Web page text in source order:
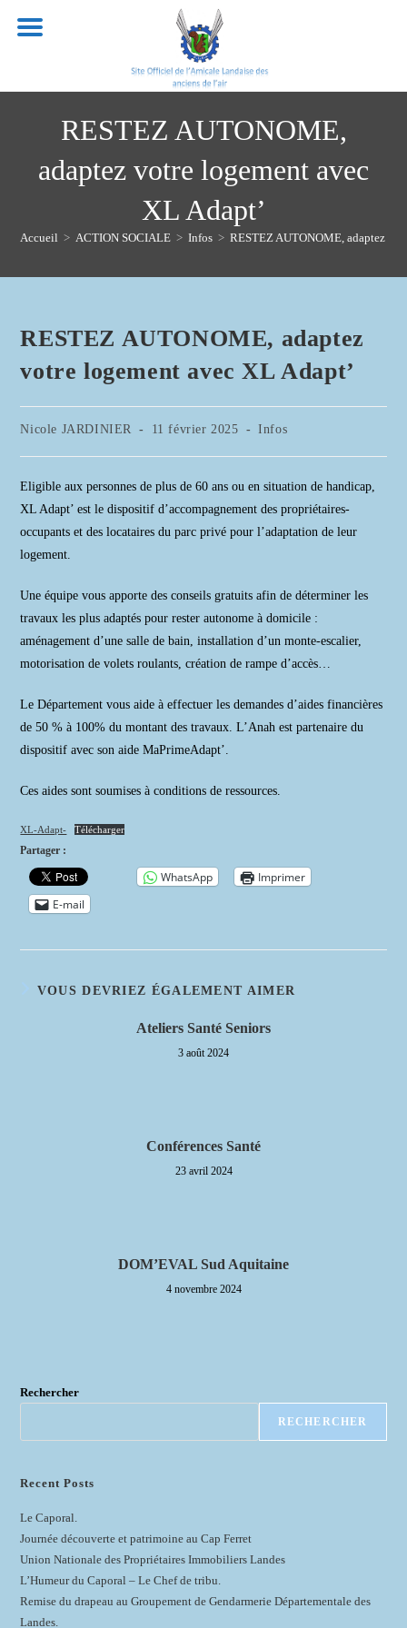
RESTEZ AUTONOME,
adaptez votre logement avec
XL Adapt’
Accueil > ACTION SOCIALE > Infos > RESTEZ AUTONOME, adaptez
RESTEZ AUTONOME, adaptez
votre logement avec XL Adapt’
Auteur/autrice
publication :
Nicole JARDINIER
Publication
11 février 2025
Post
Infos
Eligible aux personnes de plus de 60 ans ou en situation de handicap,
XL Adapt’ est le dispositif d’accompagnement des propriétaires-
occupants et des locataires du parc privé pour l’adaptation de leur
logement.
Une équipe vous apporte des conseils gratuits afin de déterminer les
travaux les plus adaptés pour rester autonome à domicile :
aménagement d’une salle de bain, installation d’un monte-escalier,
motorisation de volets roulants, création de rampe d’accès…
Le Département vous aide à effectuer les demandes d’aides financières
de 50 % à 100% du montant des travaux. L’Anah est partenaire du
dispositif avec son aide MaPrimeAdapt’.
Ces aides sont soumises à conditions de ressources.
XL-Adapt- Télécharger
Partager :
WhatsApp
Imprimer
E-mail
VOUS DEVRIEZ ÉGALEMENT AIMER
Ateliers Santé Seniors
3 août 2024
Conférences Santé
23 avril 2024
DOM’EVAL Sud Aquitaine
4 novembre 2024
Rechercher
RECHERCHER
Recent Posts
Le Caporal.
Journée découverte et patrimoine au Cap Ferret
Union Nationale des Propriétaires Immobiliers Landes
L’Humeur du Caporal – Le Chef de tribu.
Remise du drapeau au Groupement de Gendarmerie Départementale des
Landes.